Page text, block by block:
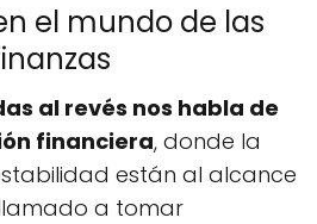
el mundo de las
al revés nos habla de
financiera, donde la
están al alcance
a tomar